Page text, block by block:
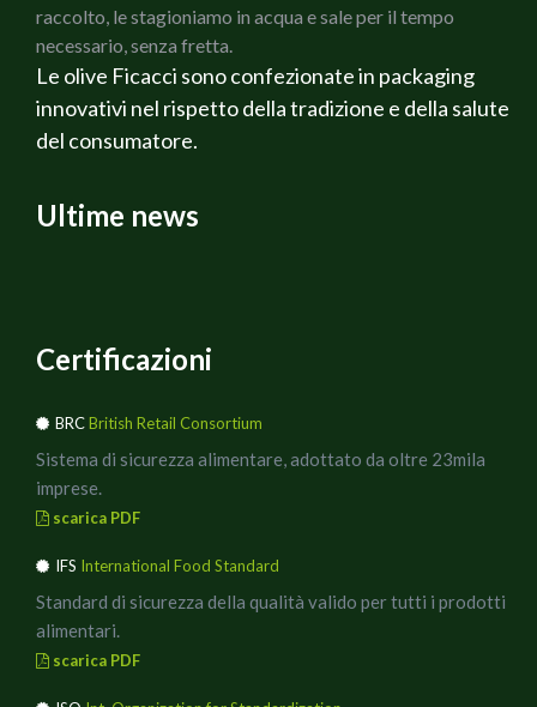
raccolto, le stagioniamo in acqua e sale per il tempo
necessario, senza fretta.
Le olive Ficacci sono confezionate in packaging
innovativi nel rispetto della tradizione e della salute
del consumatore.
Ultime news
Certificazioni
BRCBritish Retail Consortium
Sistema di sicurezza alimentare, adottato da oltre 23mila
imprese.
scarica PDF
IFS International Food Standard
Standard di sicurezza della qualità valido per tutti i prodotti
alimentari.
scarica PDF